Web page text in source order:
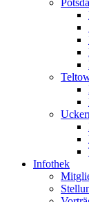
Infothek